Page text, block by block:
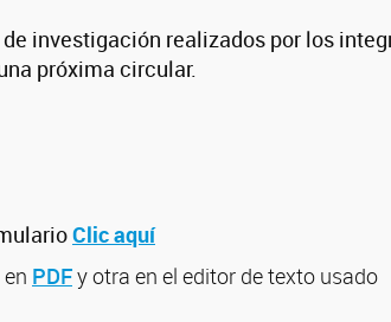
investigación realizados por los
próxima circular.
Clic aquí
PDFy otra en el editor de texto usado